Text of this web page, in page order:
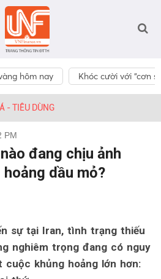
hôm nay Khóc cười với “cơn
- TIÊU DÙNG
PM
đang chịu ảnh
dầu mỏ?
sự tại Iran, tình trạng thiếu
nghiêm trọng đang có nguy
cuộc khủng hoảng lớn hơn: